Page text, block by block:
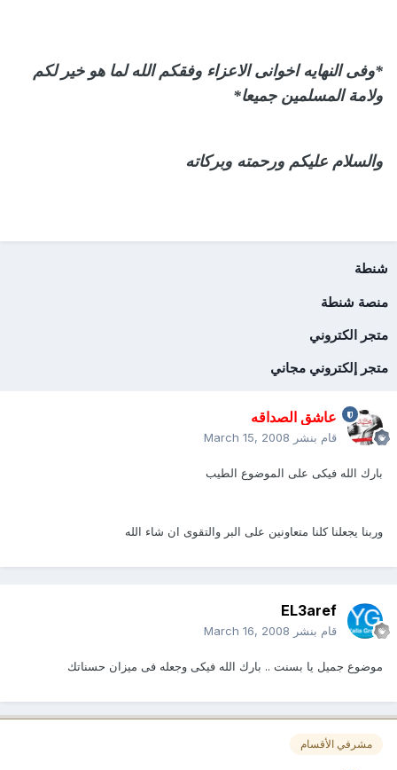
*وفى النهايه اخوانى الاعزاء وفقكم الله لما هو خير لكم
ولامة المسلمين جميعا*
والسلام عليكم ورحمته وبركاته
شنطة
منصة شنطة
متجر الكتروني
متجر إلكتروني مجاني
عاشق الصداقه
قام بنشر March 15, 2008
بارك الله فيكى على الموضوع الطيب
وربنا يجعلنا كلنا متعاونين على البر والتقوى ان شاء الله
EL3aref
قام بنشر March 16, 2008
موضوع جميل يا بسنت .. بارك الله فيكى وجعله فى ميزان حسناتك
مشرفي الأقسام